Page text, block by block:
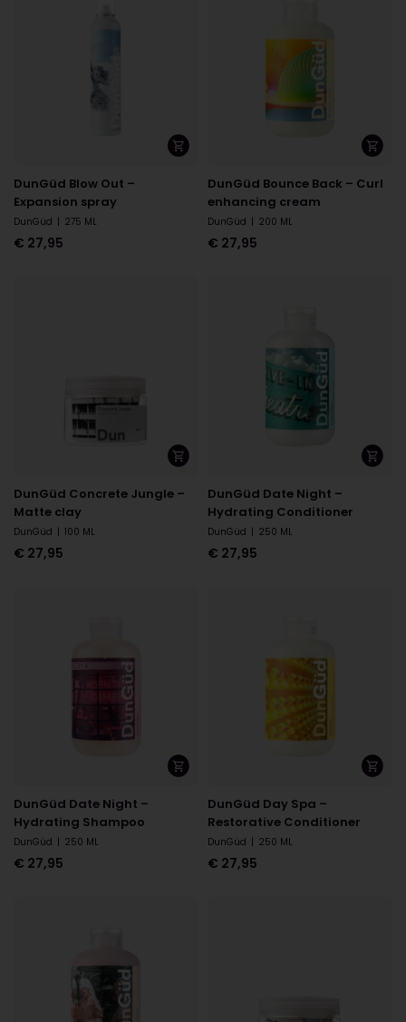
DunGüd Blow Out –
Expansion spray
DunGüd | 275 ML
€ 27,95
DunGüd Bounce Back – Curl
enhancing cream
DunGüd | 200 ML
€ 27,95
DunGüd Concrete Jungle –
Matte clay
DunGüd | 100 ML
€ 27,95
DunGüd Date Night –
Hydrating Conditioner
DunGüd | 250 ML
€ 27,95
DunGüd Date Night –
Hydrating Shampoo
DunGüd | 250 ML
€ 27,95
DunGüd Day Spa –
Restorative Conditioner
DunGüd | 250 ML
€ 27,95